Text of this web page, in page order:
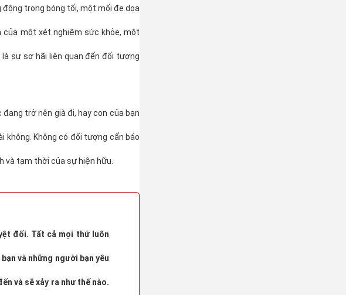
trong bóng tối, một mối đe dọa
của một xét nghiệm sức khỏe, một
sự sợ hãi liên quan đến đối tượng
đang trở nên già đi, hay con của bạn
không. Không có đối tượng cẩn báo
và tạm thời của sự hiện hữu.
đối. Tất cả mọi thứ luôn
và những người bạn yêu
và sẽ xảy ra như thế nào.